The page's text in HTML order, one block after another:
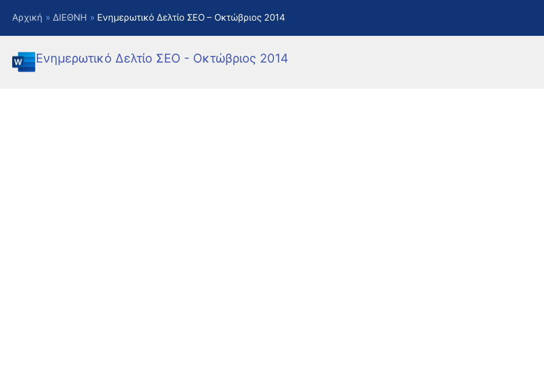
Αρχική ΔΙΕΘΝΗ Ενημερωτικό Δελτίο ΣΕΟ – Οκτώβριος 2014
Ενημερωτικό Δελτίο ΣΕΟ - Οκτώβριος 2014